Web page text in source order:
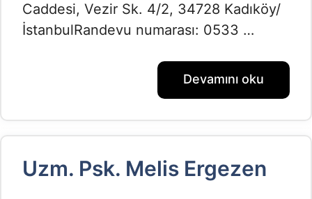
Caddesi, Vezir Sk. 4/2, 34728 Kadıköy/
İstanbulRandevu numarası: 0533 …
Devamını oku
Uzm. Psk. Melis Ergezen